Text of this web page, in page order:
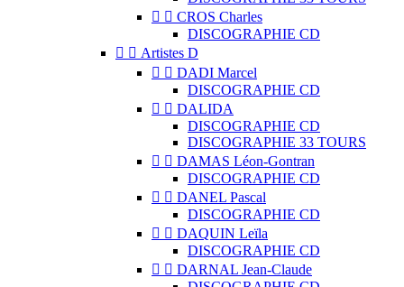
  CROS Charles
DISCOGRAPHIE CD
  Artistes D
  DADI Marcel
DISCOGRAPHIE CD
  DALIDA
DISCOGRAPHIE CD
DISCOGRAPHIE 33 TOURS
  DAMAS Léon-Gontran
DISCOGRAPHIE CD
  DANEL Pascal
DISCOGRAPHIE CD
  DAQUIN Leïla
DISCOGRAPHIE CD
  DARNAL Jean-Claude